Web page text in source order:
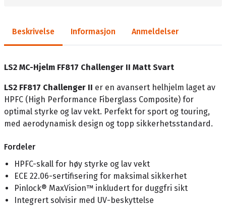
Beskrivelse Informasjon Anmeldelser
LS2 MC-Hjelm FF817 Challenger II Matt Svart
LS2 FF817 Challenger II er en avansert helhjelm laget av
HPFC (High Performance Fiberglass Composite) for
optimal styrke og lav vekt. Perfekt for sport og touring,
med aerodynamisk design og topp sikkerhetsstandard.
Fordeler
HPFC-skall for høy styrke og lav vekt
ECE 22.06-sertifisering for maksimal sikkerhet
Pinlock® MaxVision™ inkludert for duggfri sikt
Integrert solvisir med UV-beskyttelse